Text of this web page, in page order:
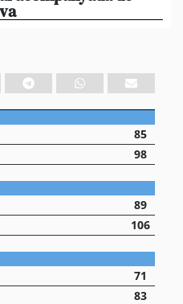
85
98
89
106
71
83